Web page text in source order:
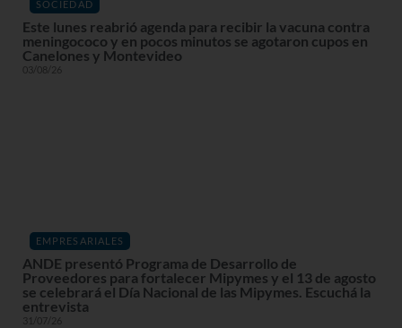
SOCIEDAD
Este lunes reabrió agenda para recibir la vacuna contra
meningococo y en pocos minutos se agotaron cupos en
Canelones y Montevideo
03/08/26
EMPRESARIALES
ANDE presentó Programa de Desarrollo de
Proveedores para fortalecer Mipymes y el 13 de agosto
se celebrará el Día Nacional de las Mipymes. Escuchá la
entrevista
31/07/26